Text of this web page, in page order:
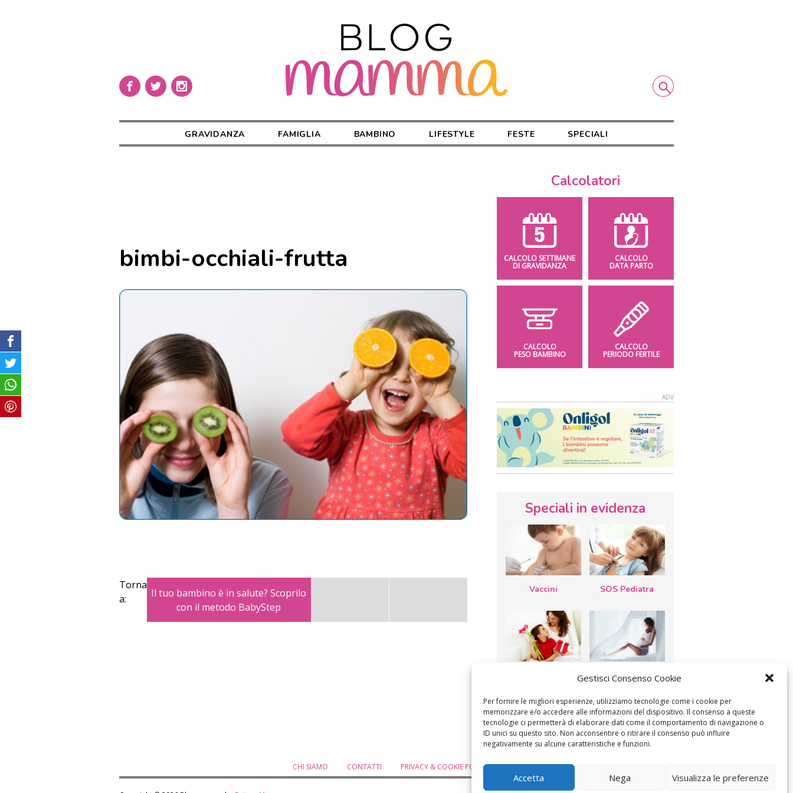
Gestisci Consenso Cookie
Per fornire le migliori esperienze, utilizziamo tecnologie come i cookie per
memorizzare e/o accedere alle informazioni del dispositivo. Il consenso a queste
tecnologie ci permetterà di elaborare dati come il comportamento di navigazione o
ID unici su questo sito. Non acconsentire o ritirare il consenso può influire
negativamente su alcune caratteristiche e funzioni.
Accetta Nega Visualizza le preferenze
GRAVIDANZA FAMIGLIA BAMBINO LIFESTYLE FESTE SPECIALI
bimbi-occhiali-frutta
Torna
a:
Il tuo bambino è in salute? Scoprilo
con il metodo BabyStep
Calcolatori
CALCOLO SETTIMANE
DI GRAVIDANZA
CALCOLO
DATA PARTO
CALCOLO
PESO BAMBINO
CALCOLO
PERIODO FERTILE
Speciali in evidenza
Vaccini SOS Pediatra
mamma: lavoretti,
filastrocche
Le settimane di
gravidanza
CHI SIAMO CONTATTI PRIVACY & COOKIE POLICY MODIFICA IL CONSENSO